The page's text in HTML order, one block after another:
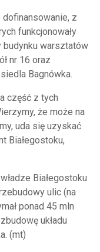
dofinansowanie, z
funkcjonowały
budynku warsztatów
nr 16 oraz
Bagnówka.
część z tych
że może na
uda się uzyskać
Białegostoku,
Białegostoku
ulic (na
ponad 45 mln
układu
(mt)